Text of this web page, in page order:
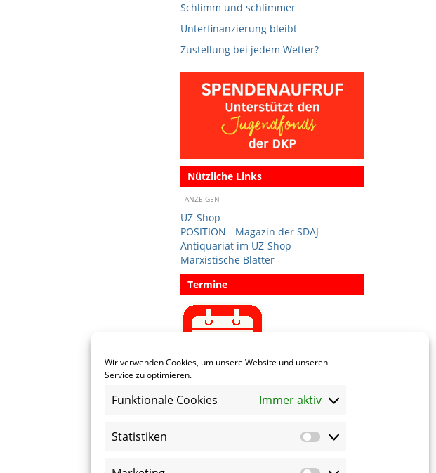
Wir verwenden Cookies, um unsere Website und unseren
Service zu optimieren.
Funktionale Cookies Immer aktiv
Statistiken
Statistiken
Schlimm und schlimmer
Unterfinanzierung bleibt
Zustellung bei jedem Wetter?
Nützliche Links
ANZEIGEN
UZ-Shop
POSITION - Magazin der SDAJ
Antiquariat im UZ-Shop
Marxistische Blätter
Termine
Sprachen